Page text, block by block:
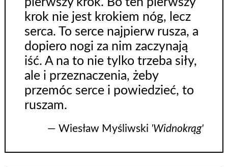
krok nie jest krokiem nóg, lecz
serca. To serce najpierw rusza, a
dopiero nogi za nim zaczynają
iść. A na to nie tylko trzeba siły,
ale i przeznaczenia, żeby
przemóc serce i powiedzieć, to
ruszam.
― Wiesław Myśliwski 'Widnokrąg'